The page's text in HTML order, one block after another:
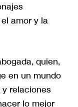
amor y la
quien,
en un mundo
relaciones
lo mejor